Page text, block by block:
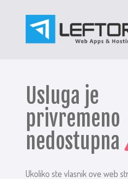
Usluga je
privremeno
nedostupna
Ukoliko ste vlasnik ove web